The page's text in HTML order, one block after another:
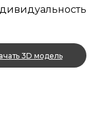
3D модель